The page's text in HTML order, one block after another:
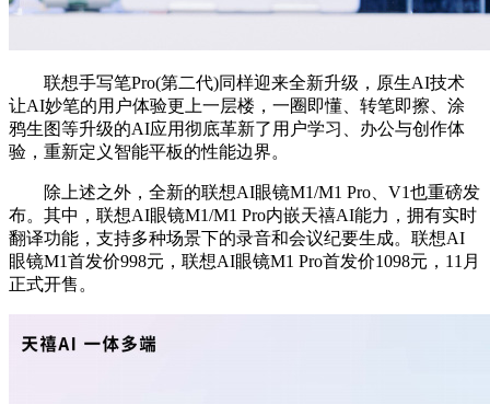
联想手写笔Pro(第二代)同样迎来全新升级，原生AI技术
让AI妙笔的用户体验更上一层楼，一圈即懂、转笔即擦、涂
鸦生图等升级的AI应用彻底革新了用户学习、办公与创作体
验，重新定义智能平板的性能边界。
除上述之外，全新的联想AI眼镜M1/M1 Pro、V1也重磅发
布。其中，联想AI眼镜M1/M1 Pro内嵌天禧AI能力，拥有实时
翻译功能，支持多种场景下的录音和会议纪要生成。联想AI
眼镜M1首发价998元，联想AI眼镜M1 Pro首发价1098元，11月
正式开售。